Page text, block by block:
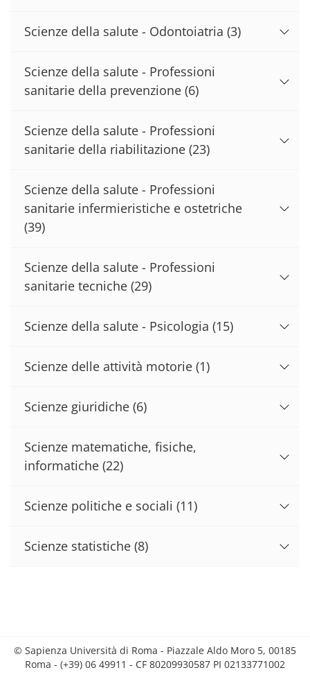
Scienze della salute - Odontoiatria (3)
Scienze della salute - Professioni
sanitarie della prevenzione (6)
Scienze della salute - Professioni
sanitarie della riabilitazione (23)
Scienze della salute - Professioni
sanitarie infermieristiche e ostetriche
(39)
Scienze della salute - Professioni
sanitarie tecniche (29)
Scienze della salute - Psicologia (15)
Scienze delle attività motorie (1)
Scienze giuridiche (6)
Scienze matematiche, fisiche,
informatiche (22)
Scienze politiche e sociali (11)
Scienze statistiche (8)
© Sapienza Università di Roma - Piazzale Aldo Moro 5, 00185
Roma - (+39) 06 49911 - CF 80209930587 PI 02133771002